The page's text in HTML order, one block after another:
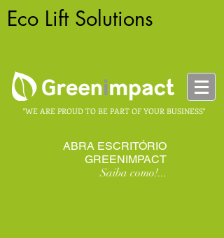
Eco Lift Solutions
"WE ARE PROUD TO BE PART OF YOUR BUSINESS"
ABRA ESCRITÓRIO
GREENIMPACT
Saiba como!...